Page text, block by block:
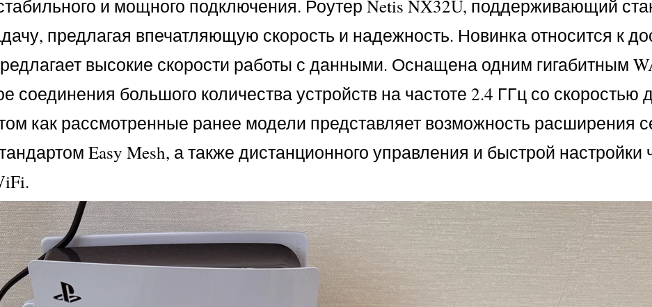
и мощного подключения. Роутер Netis NX32U, поддерживающий
предлагая впечатляющую скорость и надежность. Новинка относится к
высокие скорости работы с данными. Оснащена одним гигабитным
соединения большого количества устройств на частоте 2.4 ГГц со скоростью
как рассмотренные ранее модели представляет возможность расширения
Easy Mesh, а также дистанционного управления и быстрой настройки